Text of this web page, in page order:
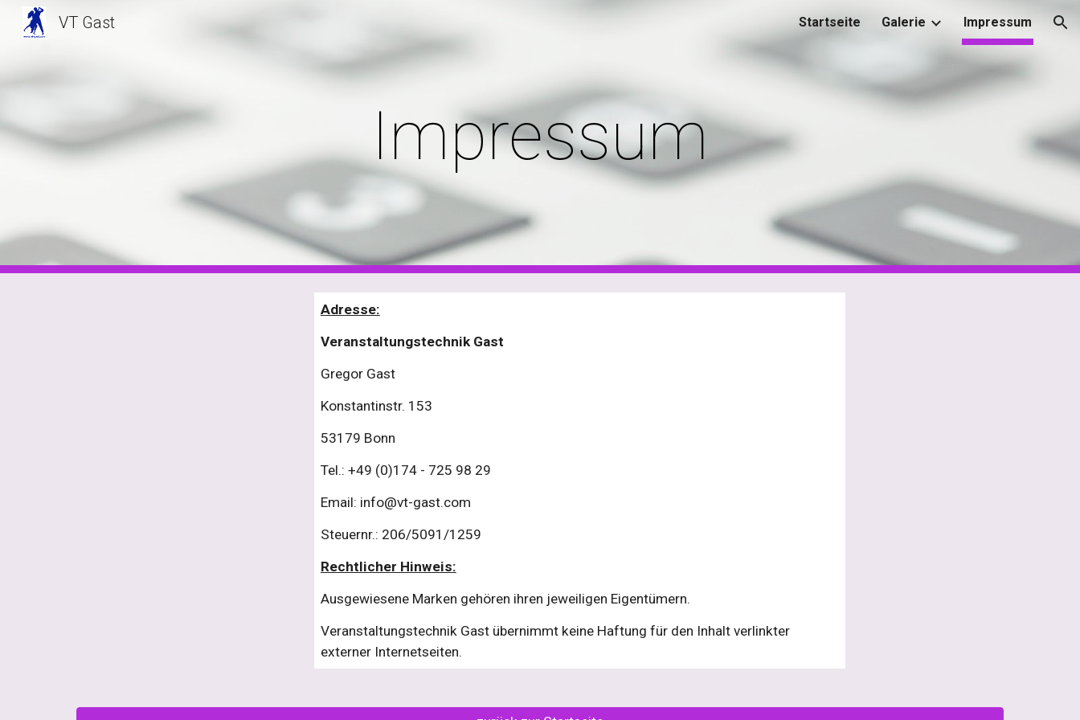
VT Gast Startseite Galerie Impressum
Impressum
Adresse:
Veranstaltungstechnik Gast
Gregor Gast
Konstantinstr. 153
53179 Bonn
Tel.: +49 (0)174 - 725 98 29
Email: info@vt-gast.com
Steuernr.: 206/5091/1259
Rechtlicher Hinweis:
Ausgewiesene Marken gehören ihren jeweiligen Eigentümern.
Veranstaltungstechnik Gast übernimmt keine Haftung für den Inhalt verlinkter
externer Internetseiten.